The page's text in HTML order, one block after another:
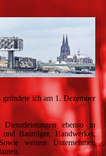
ich am 1. Dezember
Dienstleistungen ebenso in
Bauträger, Handwerker,
weitere Unternehmen